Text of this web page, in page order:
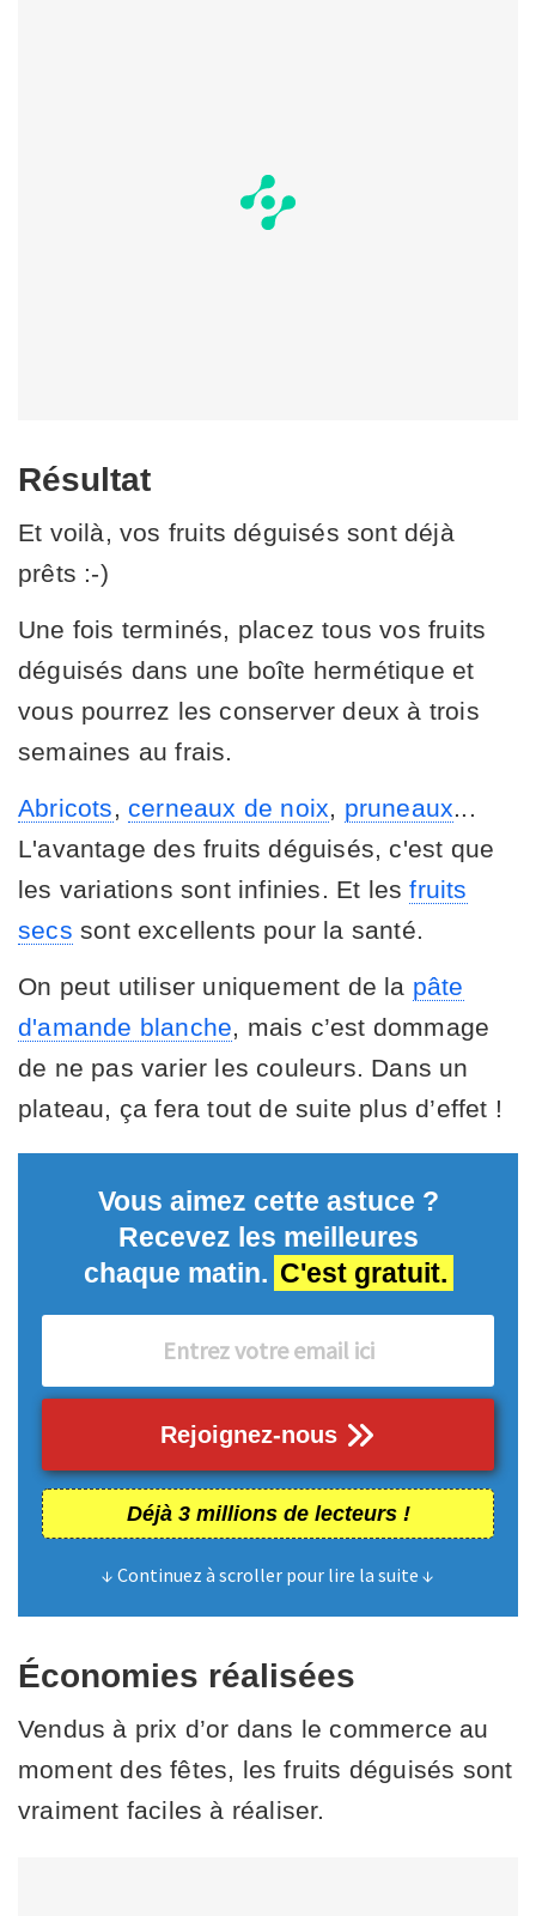
Résultat
Et voilà, vos fruits déguisés sont déjà
prêts :-)
Une fois terminés, placez tous vos fruits
déguisés dans une boîte hermétique et
vous pourrez les conserver deux à trois
semaines au frais.
Abricots cerneaux de noix pruneaux
L'avantage des fruits déguisés, c'est que
les variations sont infinies. Et lesfruits
secs sont excellents pour la santé.
On peut utiliser uniquement de la pâte
d'amande blanche , mais c’est dommage
de ne pas varier les couleurs. Dans un
plateau, ça fera tout de suite plus d’effet !
Vous aimez cette astuce ?
Recevez les meilleures
chaque matin. C'est gratuit.
Rejoignez-nous
Déjà 3 millions de lecteurs !
↓ Continuez à scroller pour lire la suite ↓
Économies réalisées
Vendus à prix d’or dans le commerce au
moment des fêtes, les fruits déguisés sont
vraiment faciles à réaliser.